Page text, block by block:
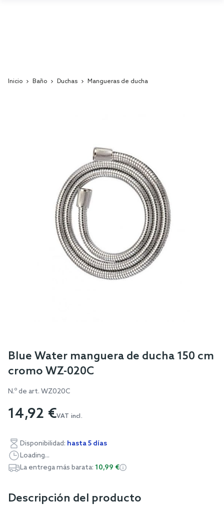
Inicio Baño Duchas Mangueras de ducha
Skip
beginning
the
gallery
Blue Water manguera de ducha 150 cm
cromo WZ-020C
N.º de art. WZ020C
14,92 €VAT incl.
Disponibilidad: hasta 5 días
Loading...
La entrega más barata: 10,99 €
Descripción del producto